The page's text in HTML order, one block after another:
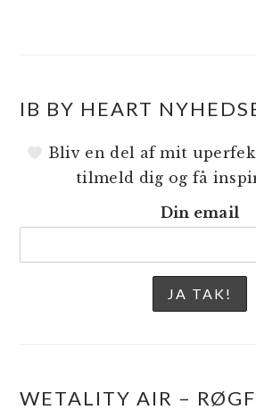
IB BY HEART
Bliv en del af mit
tilmeld dig og få
Din email
WETALITY AIR –